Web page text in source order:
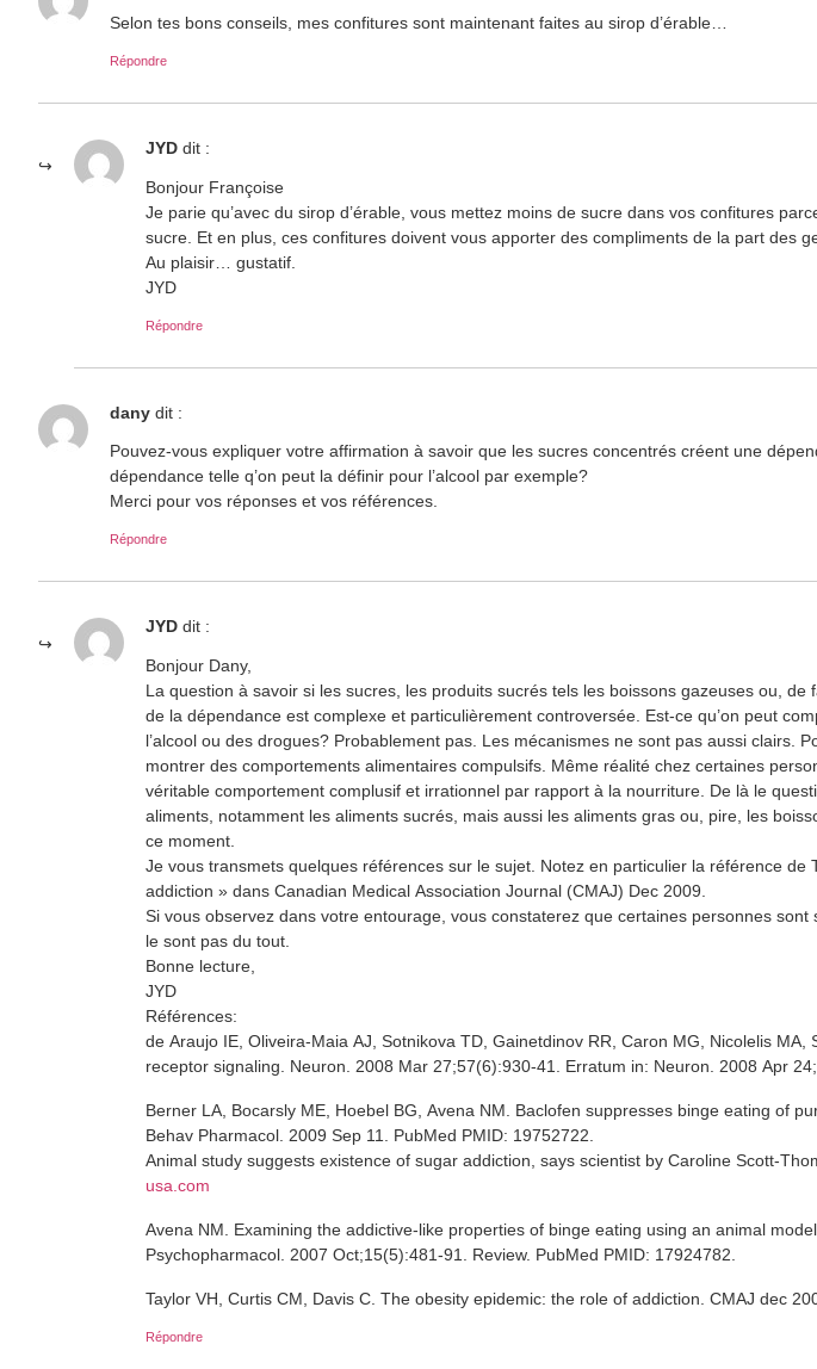
Selon tes bons conseils, mes confitures sont maintenant faites au sirop d’érable…
Répondre
JYD dit :
Bonjour Françoise
Je parie qu’avec du sirop d’érable, vous mettez moins de sucre dans vos confitures
sucre. Et en plus, ces confitures doivent vous apporter des compliments de la part des
Au plaisir… gustatif.
JYD
Répondre
dany dit :
Pouvez-vous expliquer votre affirmation à savoir que les sucres concentrés créent une
dépendance telle q’on peut la définir pour l’alcool par exemple?
Merci pour vos réponses et vos références.
Répondre
JYD dit :
Bonjour Dany,
La question à savoir si les sucres, les produits sucrés tels les boissons gazeuses ou,
de la dépendance est complexe et particulièrement controversée. Est-ce qu’on peut
l’alcool ou des drogues? Probablement pas. Les mécanismes ne sont pas aussi clairs.
montrer des comportements alimentaires compulsifs. Même réalité chez certaines
véritable comportement complusif et irrationnel par rapport à la nourriture. De là le
aliments, notamment les aliments sucrés, mais aussi les aliments gras ou, pire, les
ce moment.
Je vous transmets quelques références sur le sujet. Notez en particulier la référence
addiction » dans Canadian Medical Association Journal (CMAJ) Dec 2009.
Si vous observez dans votre entourage, vous constaterez que certaines personnes sont
le sont pas du tout.
Bonne lecture,
JYD
Références:
de Araujo IE, Oliveira-Maia AJ, Sotnikova TD, Gainetdinov RR, Caron MG, Nicolelis
receptor signaling. Neuron. 2008 Mar 27;57(6):930-41. Erratum in: Neuron. 2008 Apr
Berner LA, Bocarsly ME, Hoebel BG, Avena NM. Baclofen suppresses binge eating of
Behav Pharmacol. 2009 Sep 11. PubMed PMID: 19752722.
Animal study suggests existence of sugar addiction, says scientist by Caroline Scott-
usa.com
Avena NM. Examining the addictive-like properties of binge eating using an animal
Psychopharmacol. 2007 Oct;15(5):481-91. Review. PubMed PMID: 17924782.
Taylor VH, Curtis CM, Davis C. The obesity epidemic: the role of addiction. CMAJ dec
Répondre